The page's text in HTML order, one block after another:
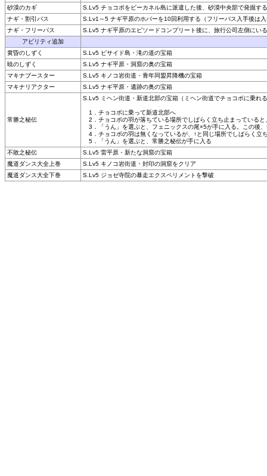
砂漠のカギ
S.Lv5 チョコボをビーカネル島に派遣した後、砂漠中央部で発掘する
ナギ・割引パス
S.Lv1～5 ナギ平原のホバーを10回利用する（フリーパス入手後は
ナギ・フリーパス
S.Lv5 ナギ平原のエピソードコンプリート後に、旅行公司左側にい
アビリティ追加
黄昏のしずく
S.Lv5 ビサイド島・滝の道の宝箱
暁のしずく
S.Lv5 ナギ平原・洞窟の奥の宝箱
マキナブースター
S.Lv5 キノコ岩街道・青年同盟昇降機の宝箱
マキナリアクター
S.Lv5 ナギ平原・遺跡の奥の宝箱
常勝之秘伝
S.Lv5 ミヘン街道・新道北部の宝箱（ミヘン街道でチョコボに乗れ
1．チョコボに乗って新道北部へ
2．チョコボの羽が落ちている場所でしばらく立ち止まっていると
3．「うん」を選ぶと、フェニックスの尾×5が手に入る。この後
4．チョコボの羽は無くなっているが、↑と同じ場所でしばらく立
5．「うん」を選ぶと、常勝之秘伝が手に入る
不敗之秘伝
S.Lv5 雷平原・新たな洞窟の宝箱
魔道ダンス大全上巻
S.Lv5 キノコ岩街道・封印の洞窟をクリア
魔道ダンス大全下巻
S.Lv5 ジョゼ寺院の暴走エクスペリメントを撃破